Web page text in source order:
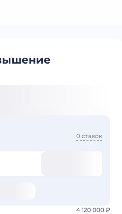
0 ставок
4 120 000 ₽